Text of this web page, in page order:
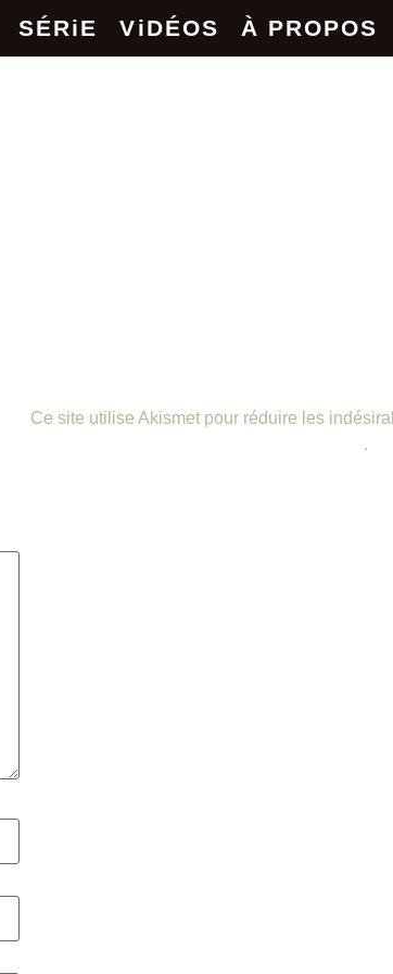
SÉRiE ViDÉOS À PROPOS
Ce site utilise Akismet pour réduire les
.